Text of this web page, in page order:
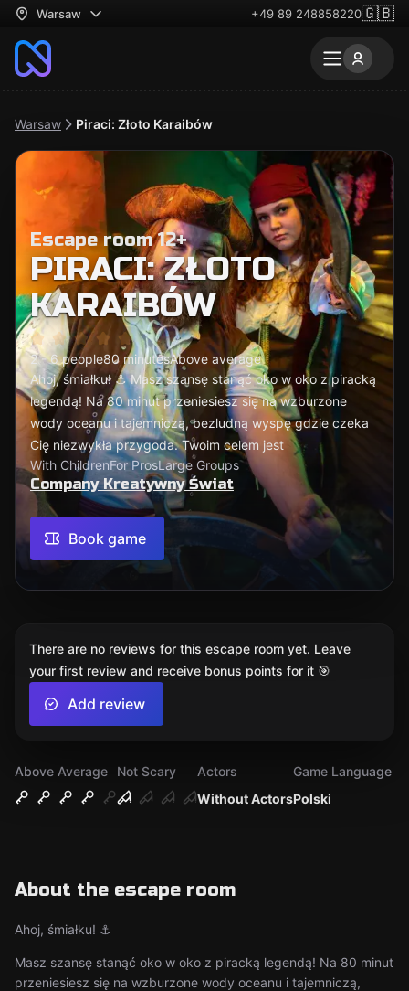
Warsaw +49 89 248858220🇬🇧
Warsaw Piraci: Złoto Karaibów
Escape room 12+
PIRACI: ZŁOTO
KARAIBÓW
2 - 6 people80 minutesAbove average
Ahoj, śmiałku! ⚓ Masz szansę stanąć oko w oko z piracką
legendą! Na 80 minut przeniesiesz się na wzburzone
wody oceanu i tajemniczą, bezludną wyspę gdzie czeka
Cię niezwykła przygoda. Twoim celem jest
With ChildrenFor ProsLarge Groups
Company Kreatywny Świat
Book game
Above Average
Not Scary
Without Actors
Actors
Polski
Game Language
About the escape room
Ahoj, śmiałku! ⚓
Masz szansę stanąć oko w oko z piracką legendą! Na 80 minut
przeniesiesz się na wzburzone wody oceanu i tajemniczą,
There are no reviews for this escape room yet. Leave
your first review and receive bonus points for it 🎯
Add review